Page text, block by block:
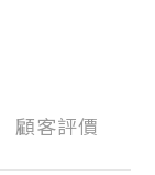
顧客評價